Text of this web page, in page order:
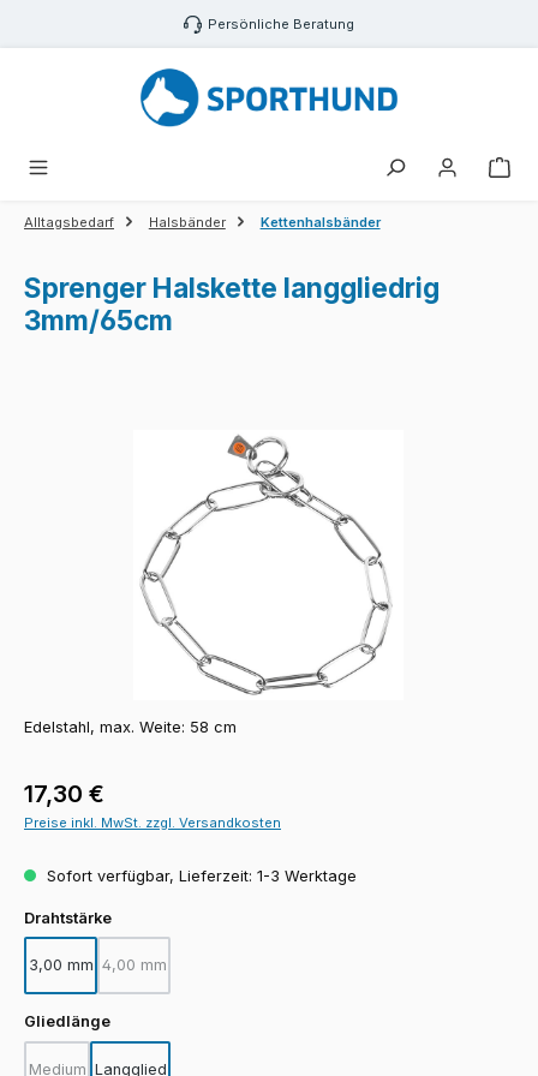
Zum Hauptinhalt springen Persönliche Beratung
Alltagsbedarf Halsbänder Kettenhalsbänder
Sprenger Halskette langgliedrig
3mm/65cm
Edelstahl, max. Weite: 58 cm
Regulärer Preis:
17,30 €
Preise inkl. MwSt. zzgl. Versandkosten
Sofort verfügbar, Lieferzeit: 1-3 Werktage
Drahtstärkeauswählen
3,00 mm 4,00 mm
(Diese Option ist zurzeit nicht verfügbar.)
Gliedlängeauswählen
Medium Langglied